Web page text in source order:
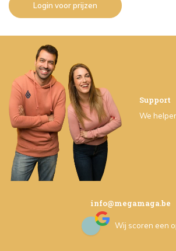
Login voor prijzen
Support
We
info@megamaga.be
Wij scoren een